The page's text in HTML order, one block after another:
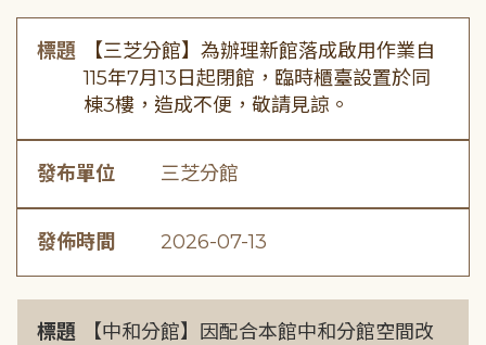
標題
【三芝分館】為辦理新館落成啟用作業自
115年7月13日起閉館，臨時櫃臺設置於同
棟3樓，造成不便，敬請見諒。
發布單位 三芝分館
發佈時間 2026-07-13
標題
【中和分館】因配合本館中和分館空間改